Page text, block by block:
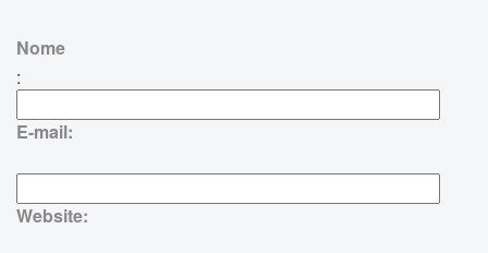
Nome
:
E-mail:
Website: